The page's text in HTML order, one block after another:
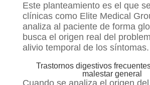
Este planteamiento es el que
clínicas como Elite Medical
analiza al paciente de forma
busca el origen real del
alivio temporal de los síntomas.
Trastornos digestivos
malestar general